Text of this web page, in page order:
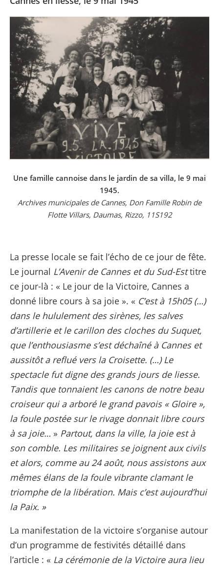
Une famille cannoise dans le jardin de sa villa, le 9 mai
1945.
Archives municipales de Cannes, Don Famille Robin de
Flotte Villars, Daumas, Rizzo, 11S192
La presse locale se fait l’écho de ce jour de fête.
Le journal L’Avenir de Cannes et du Sud-Esttitre
ce jour-là : « Le jour de la Victoire, Cannes a
donné libre cours à sa joie ». « C’est à 15h05 (…)
dans le hululement des sirènes, les salves
d’artillerie et le carillon des cloches du Suquet,
que l’enthousiasme s’est déchaîné à Cannes et
aussitôt a reflué vers la Croisette. (…) Le
spectacle fut digne des grands jours de liesse.
Tandis que tonnaient les canons de notre beau
croiseur qui a arboré le grand pavois « Gloire »,
la foule postée sur le rivage donnait libre cours
à sa joie… » Partout, dans la ville, la joie est à
son comble. Les militaires se joignent aux civils
et alors, comme au 24 août, nous assistons aux
mêmes élans de la foule vibrante clamant le
triomphe de la libération. Mais c’est aujourd’hui
la Paix. »
La manifestation de la victoire s’organise autour
d’un programme de festivités détaillé dans
l’article : « La cérémonie de la Victoire aura lieu